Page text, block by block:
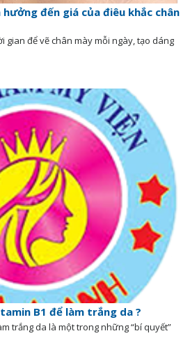
hưởng đến giá của điêu khắc chân
gian để vẽ chân mày mỗi ngày, tạo dáng
B1 để làm trắng da ?
trắng da là một trong những “bí quyết”